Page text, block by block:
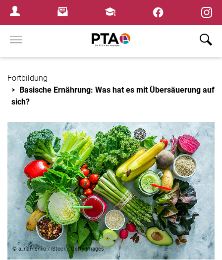
Login MenuNewsletterFortbildungen
Home
Fortbildung
Basische Ernährung: Was hat es mit Übersäuerung auf
sich?
© a_namenko / iStock / Getty Images
×